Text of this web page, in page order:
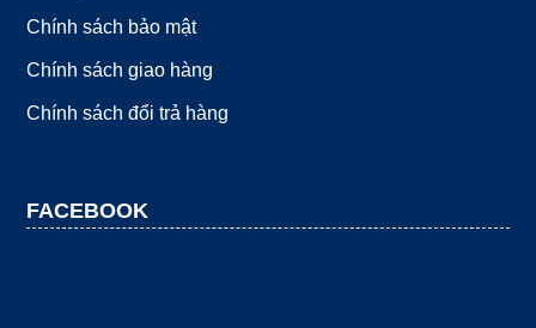
Chính sách bảo mật
Chính sách giao hàng
Chính sách đổi trả hàng
FACEBOOK